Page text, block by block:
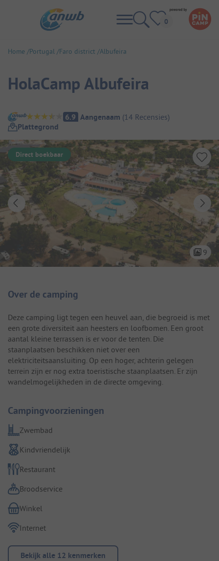
Home Portugal Faro district Albufeira
HolaCamp Albufeira
Camping overzicht
6.9 Aangenaam (14 Recensies)
Plattegrond
Direct boekbaar
9
Over de camping
Deze camping ligt tegen een heuvel aan, die begroeid is met
een grote diversiteit aan heesters en loofbomen. Een groot
aantal kleine terrassen is er voor de tenten. Die
staanplaatsen beschikken niet over een
elektriciteitsaansluiting. Op een hoger, achterin gelegen
terrein zijn er nog extra toeristische staanplaatsen. Er zijn
wandelmogelijkheden in de directe omgeving.
Campingvoorzieningen
Zwembad
Kindvriendelijk
Restaurant
Broodservice
Winkel
Internet
Bekijk alle 12 kenmerken